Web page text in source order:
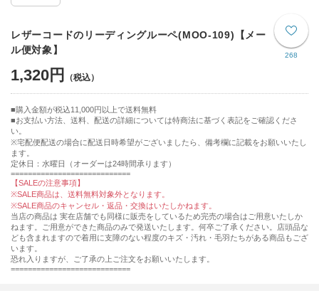
268
レザーコードのリーディングルーペ(MOO-109)【メー
ル便対象】
1,320円
購入金額が税込11,000円以上で送料無料
お支払い方法、送料、配送の詳細については特商法に基づく表記をご確認くださ
い。
※宅配便配送の場合に配送日時希望がございましたら、備考欄に記載をお願いいたし
ます。
定休日：水曜日（オーダーは24時間承ります）
============================
【SALEの注意事項】
※SALE商品は、送料無料対象外となります。
※SALE商品のキャンセル・返品・交換はいたしかねます。
当店の商品は 実在店舗でも同様に販売をしているため完売の場合はご用意いたしか
ねます。ご用意ができた商品のみで発送いたします。何卒ご了承ください。店頭品な
ども含まれますので着用に支障のない程度のキズ・汚れ・毛羽たちがある商品もござ
います。
恐れ入りますが、ご了承の上ご注文をお願いいたします。
============================